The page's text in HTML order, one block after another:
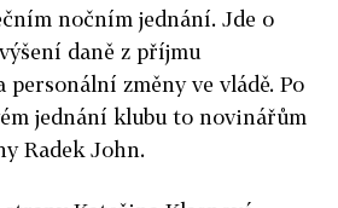
nočním jednání. Jde o
daně z příjmu
změny ve vládě. Po
jednání klubu to novinářům
Radek John.